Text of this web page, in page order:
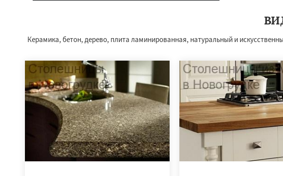
Керамика, бетон, дерево, плита ламинированная, натуральный и